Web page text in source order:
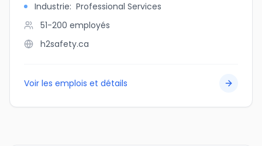
Industrie: Professional Services
51-200 employés
h2safety.ca
Voir les emplois et détails